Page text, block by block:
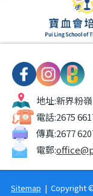
地址:新界粉
電話:2675
傳真:2677
電郵:
Sitemap | Copyright